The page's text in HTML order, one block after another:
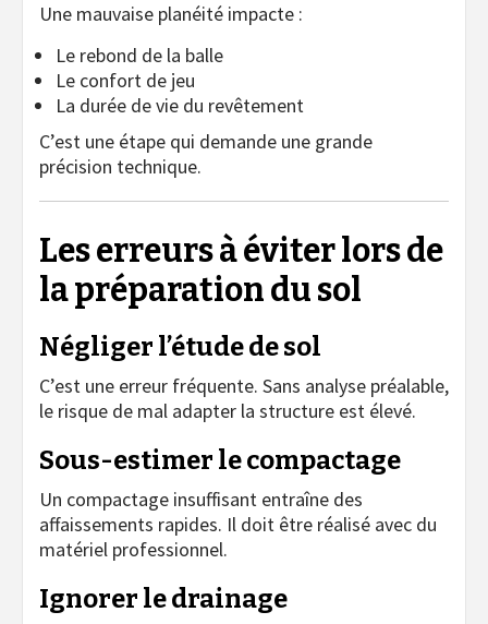
Une mauvaise planéité impacte :
Le rebond de la balle
Le confort de jeu
La durée de vie du revêtement
C’est une étape qui demande une grande
précision technique.
Les erreurs à éviter lors de
la préparation du sol
Négliger l’étude de sol
C’est une erreur fréquente. Sans analyse préalable,
le risque de mal adapter la structure est élevé.
Sous-estimer le compactage
Un compactage insuffisant entraîne des
affaissements rapides. Il doit être réalisé avec du
matériel professionnel.
Ignorer le drainage